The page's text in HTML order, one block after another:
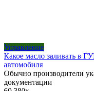
Управление
Какое масло заливать в
автомобиля
Обычно производители
документации